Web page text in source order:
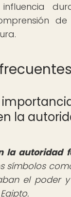
la
la autoridad
símbolos
el poder